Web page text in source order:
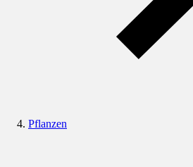
Pflanzen